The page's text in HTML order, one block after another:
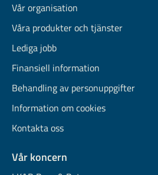
Vår organisation
Våra produkter och tjänster
Lediga jobb
Finansiell information
Behandling av personuppgifter
Information om cookies
Kontakta oss
Vår koncern